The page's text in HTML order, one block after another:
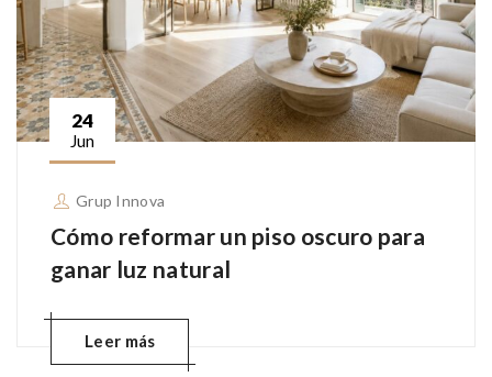
24
Jun
Grup Innova
Cómo reformar un piso oscuro para
ganar luz natural
Leer más